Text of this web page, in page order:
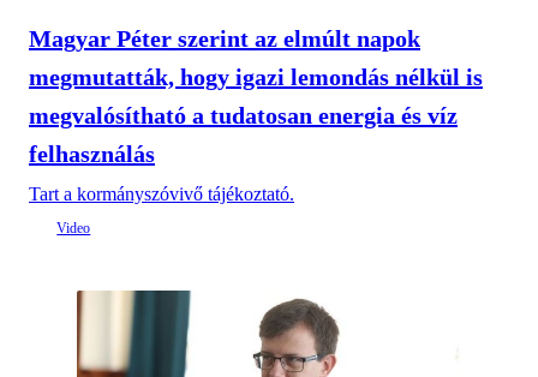
Magyar Péter szerint az elmúlt napok
megmutatták, hogy igazi lemondás nélkül is
megvalósítható a tudatosan energia és víz
felhasználás
Tart a kormányszóvivő tájékoztató.